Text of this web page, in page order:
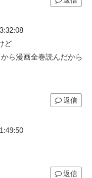
ど
ら漫画全巻読んだから
返信
返信